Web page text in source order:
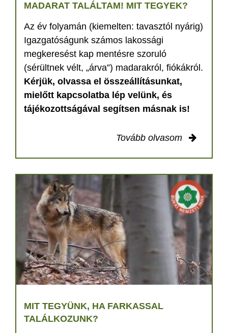
MADARAT TALÁLTAM! MIT TEGYEK?
Az év folyamán (kiemelten: tavasztól nyárig)
Igazgatóságunk számos lakossági
megkeresést kap mentésre szoruló
(sérültnek vélt, „árva”) madarakról, fiókákról.
Kérjük, olvassa el összeállításunkat,
mielőtt kapcsolatba lép velünk, és
tájékozottságával segítsen másnak is!
Tovább olvasom
MIT TEGYÜNK, HA FARKASSAL
TALÁLKOZUNK?